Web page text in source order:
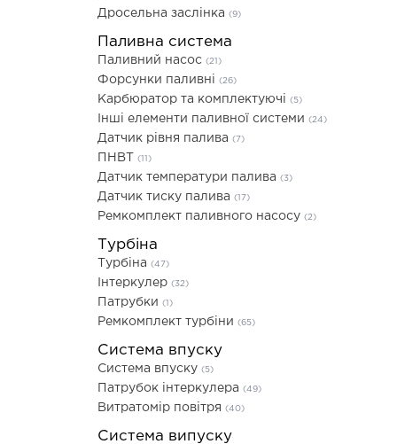
Дросельна заслінка (9)
Паливна система
Паливний насос (21)
Форсунки паливні (26)
Карбюратор та комплектуючі (5)
Інші елементи паливної системи (24)
Датчик рівня палива (7)
ПНВТ (11)
Датчик температури палива (3)
Датчик тиску палива (17)
Ремкомплект паливного насосу (2)
Турбіна
Турбіна (47)
Інтеркулер (32)
Патрубки (1)
Ремкомплект турбіни (65)
Система впуску
Система впуску (5)
Патрубок інтеркулера (49)
Витратомір повітря (40)
Система випуску